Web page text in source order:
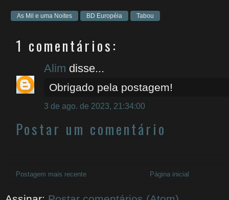
As Mil e uma Noites BD Européia Tabou
1 comentários:
Alim disse...
Obrigado pela postagem!
3 de ago. de 2023, 21:34:00
Postar um comentário
Postagem mais recente Página inicial